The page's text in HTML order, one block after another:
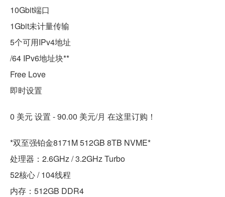
10Gbit端口
1Gbit未计量传输
5个可用IPv4地址
/64 IPv6地址块**
Free Love
即时设置
0 美元 设置 - 90.00 美元/月 在这里订购！
*双至强铂金8171M 512GB 8TB NVME*
处理器：2.6GHz / 3.2GHz Turbo
52核心 / 104线程
内存：512GB DDR4